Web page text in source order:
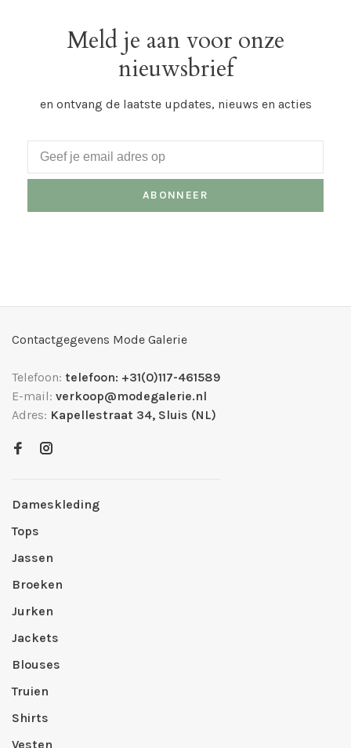
Meld je aan voor onze
nieuwsbrief
en ontvang de laatste updates, nieuws en acties
ABONNEER
Contactgegevens Mode Galerie
Telefoon: telefoon: +31(0)117-461589
E-mail: verkoop@modegalerie.nl
Adres: Kapellestraat 34, Sluis (NL)
Dameskleding
Tops
Jassen
Broeken
Jurken
Jackets
Blouses
Truien
Shirts
Vesten